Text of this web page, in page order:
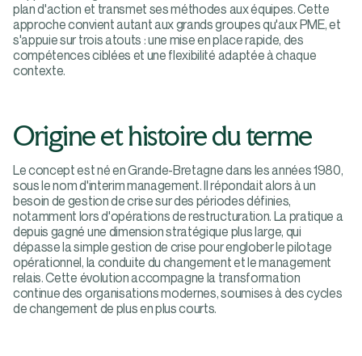
plan d'action et transmet ses méthodes aux équipes. Cette
approche convient autant aux grands groupes qu'aux PME, et
s'appuie sur trois atouts : une mise en place rapide, des
compétences ciblées et une flexibilité adaptée à chaque
contexte.
Origine et histoire du terme
Le concept est né en Grande-Bretagne dans les années 1980,
sous le nom d'interim management. Il répondait alors à un
besoin de gestion de crise sur des périodes définies,
notamment lors d'opérations de restructuration. La pratique a
depuis gagné une dimension stratégique plus large, qui
dépasse la simple gestion de crise pour englober le pilotage
opérationnel, la conduite du changement et le management
relais. Cette évolution accompagne la transformation
continue des organisations modernes, soumises à des cycles
de changement de plus en plus courts.